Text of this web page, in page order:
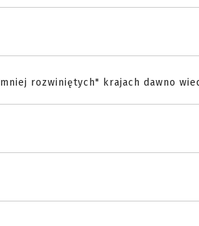
rozwiniętych" krajach dawno